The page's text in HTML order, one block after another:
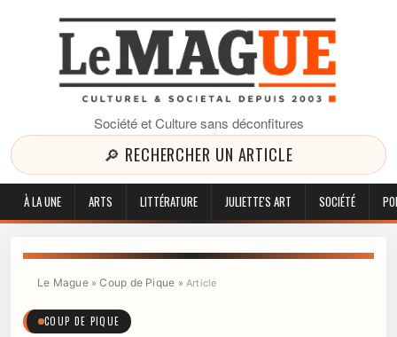
Société et Culture sans déconfitures
🔎 RECHERCHER UN ARTICLE
À LA UNE ARTS LITTÉRATURE JULIETTE'S ART SOCIÉTÉ
Le Mague»Coup de Pique » Article
COUP DE PIQUE